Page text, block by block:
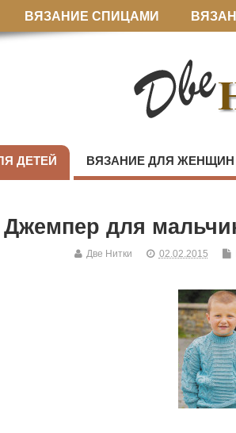
ВЯЗАНИЕ СПИЦАМИ
ДЕТЕЙ ВЯЗАНИЕ ДЛЯ ЖЕНЩИН
Джемпер для
Две Нитки 02.02.2015